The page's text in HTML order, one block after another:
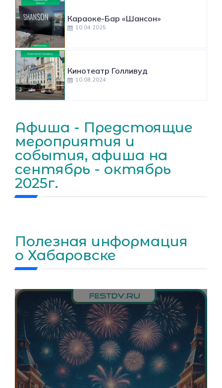
Караоке-Бар «Шансон»
10.04.2025
Кинотеатр Голливуд
10.08.2024
Афиша - Предстоящие
мероприятия и
события, афиша на
сентябрь - октябрь
2025г.
Полезная информация
о Хабаровске